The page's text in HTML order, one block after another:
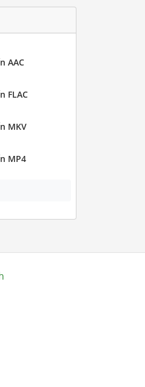
AAC
FLAC
MKV
MP4